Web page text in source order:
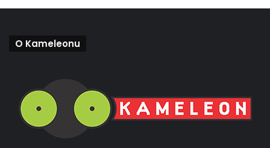
O Kameleonu